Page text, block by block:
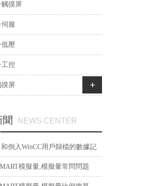
Price in RMB (incl. VAT)
17,433.29
7,832.35
14,527.74
39,161.74
9,498.67
7,416.76
觸摸屏
伺服
低壓
工控
摸屏 +
聞 NEWS CENTER
倒入WinCC用戶歸檔的數據記
模擬量,模擬量常問問題